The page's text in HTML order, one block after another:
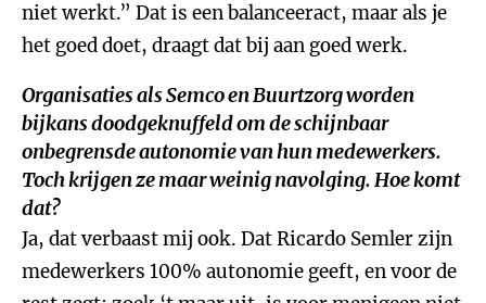
niet werkt.” Dat is een balanceeract, maar als je
het goed doet, draagt dat bij aan goed werk.
Organisaties als Semco en Buurtzorg worden
bijkans doodgeknuffeld om de schijnbaar
onbegrensde autonomie van hun medewerkers.
Toch krijgen ze maar weinig navolging. Hoe komt
dat?
Ja, dat verbaast mij ook. Dat Ricardo Semler zijn
medewerkers 100% autonomie geeft, en voor de